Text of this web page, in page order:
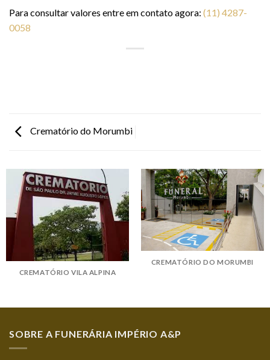
Para consultar valores entre em contato agora: (11) 4287-
0058
Crematório do Morumbi
CREMATÓRIO VILA ALPINA
CREMATÓRIO DO MORUMBI
SOBRE A FUNERÁRIA IMPÉRIO A&P